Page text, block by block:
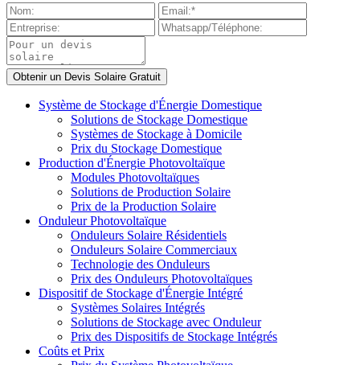
Système de Stockage d'Énergie Domestique
Solutions de Stockage Domestique
Systèmes de Stockage à Domicile
Prix du Stockage Domestique
Production d'Énergie Photovoltaïque
Modules Photovoltaïques
Solutions de Production Solaire
Prix de la Production Solaire
Onduleur Photovoltaïque
Onduleurs Solaire Résidentiels
Onduleurs Solaire Commerciaux
Technologie des Onduleurs
Prix des Onduleurs Photovoltaïques
Dispositif de Stockage d'Énergie Intégré
Systèmes Solaires Intégrés
Solutions de Stockage avec Onduleur
Prix des Dispositifs de Stockage Intégrés
Coûts et Prix